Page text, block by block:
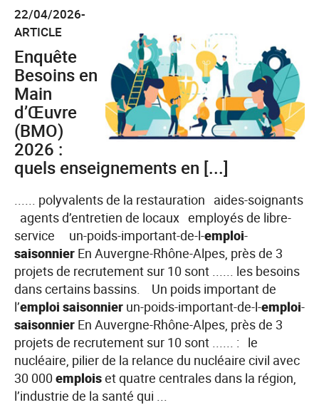
projets
recrutement
Besoins
main-
d’œuvre
2026
:
projets
de
recrutement
annoncés
en
Normandie,
1
entreprise
normande
sur
4
prête
à
embaucher.
22/04/2026-
ARTICLE
Enquête
Besoins en
Main
d’Œuvre
(BMO)
2026 :
quels enseignements en [...]
...... polyvalents de la restauration aides-soignants
agents d’entretien de locaux employés de libre-
service un-poids-important-de-l-emploi-
saisonnier En Auvergne-Rhône-Alpes, près de 3
projets de recrutement sur 10 sont ...... les besoins
dans certains bassins. Un poids important de
l’emploi saisonnier un-poids-important-de-l-emploi-
saisonnier En Auvergne-Rhône-Alpes, près de 3
projets de recrutement sur 10 sont ...... : le
nucléaire, pilier de la relance du nucléaire civil avec
30 000 emploiset quatre centrales dans la région,
l’industrie de la santé qui ...